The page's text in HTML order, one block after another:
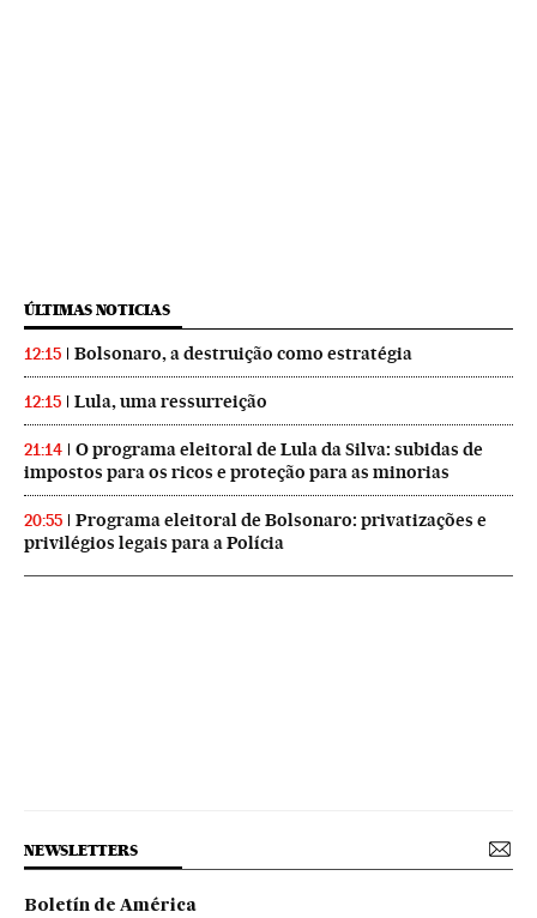
ÚLTIMAS NOTICIAS
12:15 Bolsonaro, a destruição como estratégia
12:15 Lula, uma ressurreição
21:14
O programa eleitoral de Lula da Silva: subidas de
impostos para os ricos e proteção para as minorias
20:55
Programa eleitoral de Bolsonaro: privatizações e
privilégios legais para a Polícia
NEWSLETTERS
Boletín de América